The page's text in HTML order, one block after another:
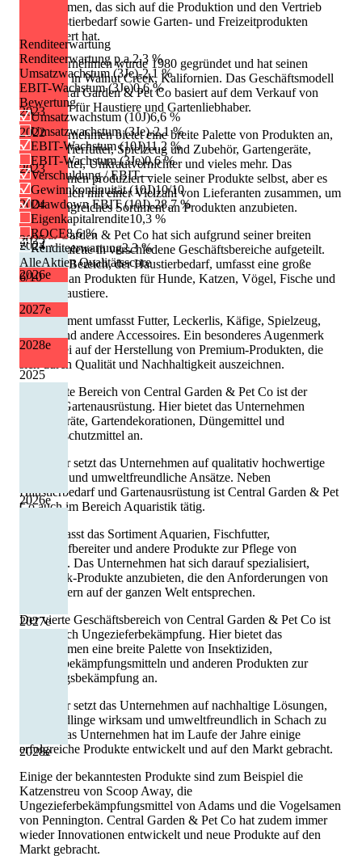
2023
2024
2025
2026e
2027e
2028e
2022
2023
2024
2025
2026e
2027e
2028e
Renditeerwartung
Renditeerwartung p.a.2,3 %
Umsatzwachstum (3Je)-2,1 %
EBIT-Wachstum (3Je)0,6 %
Bewertung
Umsatzwachstum (10J)6,6 %
Umsatzwachstum (3Je)-2,1 %
EBIT-Wachstum (10J)11,2 %
EBIT-Wachstum (3Je)0,6 %
Verschuldung / EBIT—
Gewinnkontinuität (10J)10/10
Drawdown EBIT (10J)-28,7 %
Eigenkapitalrendite10,3 %
ROCE8,6 %
Renditeerwartung2,3 %
AlleAktien Qualitätsscore
6/10
Unternehmen, das sich auf die Produktion und den Vertrieb
von Haustierbedarf sowie Garten- und Freizeitprodukten
spezialisiert hat.
Das Unternehmen wurde 1980 gegründet und hat seinen
Hauptsitz in Walnut Creek, Kalifornien. Das Geschäftsmodell
von Central Garden & Pet Co basiert auf dem Verkauf von
Produkten für Haustiere und Gartenliebhaber.
Das Unternehmen bietet eine breite Palette von Produkten an,
darunter Tierfutter, Spielzeug und Zubehör, Gartengeräte,
Düngemittel, Unkrautvernichter und vieles mehr. Das
Unternehmen produziert viele seiner Produkte selbst, aber es
arbeitet auch mit einer Vielzahl von Lieferanten zusammen, um
ein umfangreiches Sortiment an Produkten anzubieten.
Central Garden & Pet Co hat sich aufgrund seiner breiten
Produktpalette in verschiedene Geschäftsbereiche aufgeteilt.
Der erste Bereich, der Haustierbedarf, umfasst eine große
Auswahl an Produkten für Hunde, Katzen, Vögel, Fische und
andere Haustiere.
Das Sortiment umfasst Futter, Leckerlis, Käfige, Spielzeug,
Kissen und andere Accessoires. Ein besonderes Augenmerk
liegt dabei auf der Herstellung von Premium-Produkten, die
sich durch Qualität und Nachhaltigkeit auszeichnen.
Der zweite Bereich von Central Garden & Pet Co ist der
Bereich Gartenausrüstung. Hier bietet das Unternehmen
Gartengeräte, Gartendekorationen, Düngemittel und
Pflanzenschutzmittel an.
Auch hier setzt das Unternehmen auf qualitativ hochwertige
Produkte und umweltfreundliche Ansätze. Neben
Haustierbedarf und Gartenausrüstung ist Central Garden & Pet
Co auch im Bereich Aquaristik tätig.
Hier umfasst das Sortiment Aquarien, Fischfutter,
Wasseraufbereiter und andere Produkte zur Pflege von
Aquarien. Das Unternehmen hat sich darauf spezialisiert,
Aquaristik-Produkte anzubieten, die den Anforderungen von
Aquarianern auf der ganzen Welt entsprechen.
Der vierte Geschäftsbereich von Central Garden & Pet Co ist
der Bereich Ungezieferbekämpfung. Hier bietet das
Unternehmen eine breite Palette von Insektiziden,
Nagetierbekämpfungsmitteln und anderen Produkten zur
Schädlingsbekämpfung an.
Auch hier setzt das Unternehmen auf nachhaltige Lösungen,
um Schädlinge wirksam und umweltfreundlich in Schach zu
halten. Das Unternehmen hat im Laufe der Jahre einige
erfolgreiche Produkte entwickelt und auf den Markt gebracht.
Einige der bekanntesten Produkte sind zum Beispiel die
Katzenstreu von Scoop Away, die
Ungezieferbekämpfungsmittel von Adams und die Vogelsamen
von Pennington. Central Garden & Pet Co hat zudem immer
wieder Innovationen entwickelt und neue Produkte auf den
Markt gebracht.